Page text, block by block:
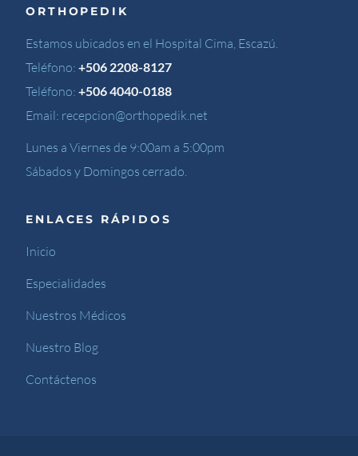
ORTHOPEDIK
Estamos ubicados en el Hospital Cima, Escazú.
Teléfono:+506 2208-8127
Teléfono:+506 4040-0188
Email: recepcion@orthopedik.net
Lunes a Viernes de 9:00am a 5:00pm
Sábados y Domingos cerrado.
ENLACES RÁPIDOS
Inicio
Especialidades
Nuestros Médicos
Nuestro Blog
Contáctenos